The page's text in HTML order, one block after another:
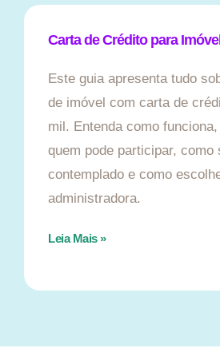
Carta de Crédito para
Este guia apresenta tudo
de imóvel com carta de
mil. Entenda como
quem pode participar, como
contemplado e como
administradora.
Leia Mais »